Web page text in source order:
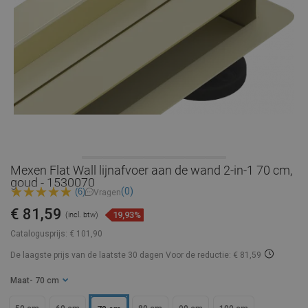
Mexen Flat Wall lijnafvoer aan de wand 2-in-1 70 cm,
goud - 1530070
(6) Vragen(0)
Catalogusprijs: € 101,90
€ 81,59 (incl. btw) 19,93%
De laagste prijs van de laatste 30 dagen Voor de reductie: € 81,59
Maat - 70 cm